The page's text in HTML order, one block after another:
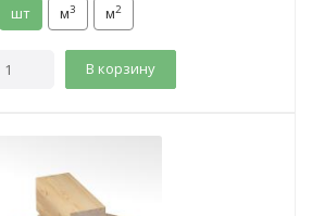
шт м3 м2
В корзину